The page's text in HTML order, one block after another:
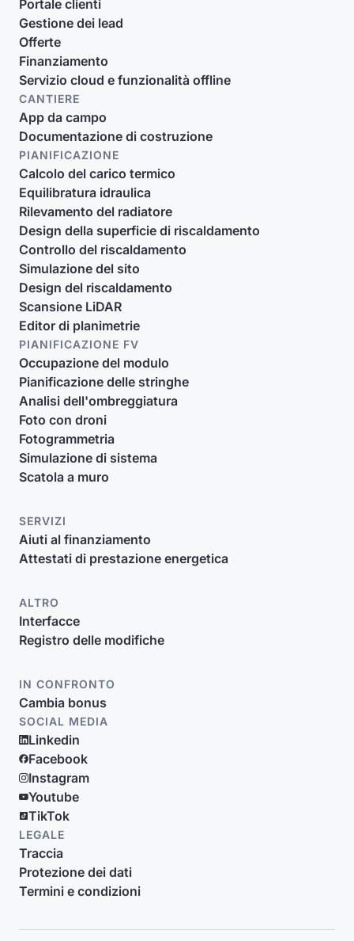
Portale clienti
Gestione dei lead
Offerte
Finanziamento
Servizio cloud e funzionalità offline
CANTIERE
App da campo
Documentazione di costruzione
PIANIFICAZIONE
Calcolo del carico termico
Equilibratura idraulica
Rilevamento del radiatore
Design della superficie di riscaldamento
Controllo del riscaldamento
Simulazione del sito
Design del riscaldamento
Scansione LiDAR
Editor di planimetrie
PIANIFICAZIONE FV
Occupazione del modulo
Pianificazione delle stringhe
Analisi dell'ombreggiatura
Foto con droni
Fotogrammetria
Simulazione di sistema
Scatola a muro
SERVIZI
Aiuti al finanziamento
Attestati di prestazione energetica
ALTRO
Interfacce
Registro delle modifiche
IN CONFRONTO
Cambia bonus
SOCIAL MEDIA
Linkedin
Facebook
Instagram
Youtube
TikTok
LEGALE
Traccia
Protezione dei dati
Termini e condizioni